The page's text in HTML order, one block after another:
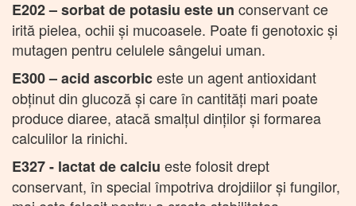
E202 – sorbat de potasiu este un conservant ce
irită pielea, ochii şi mucoasele. Poate fi genotoxic și
mutagen pentru celulele sângelui uman.
E300 – acid ascorbiceste un agent antioxidant
obținut din glucoză și care în cantități mari poate
produce diaree, atacă smalțul dinților și formarea
calculilor la rinichi.
E327 - lactat de calciu este folosit drept
conservant, în special împotriva drojdiilor şi fungilor,